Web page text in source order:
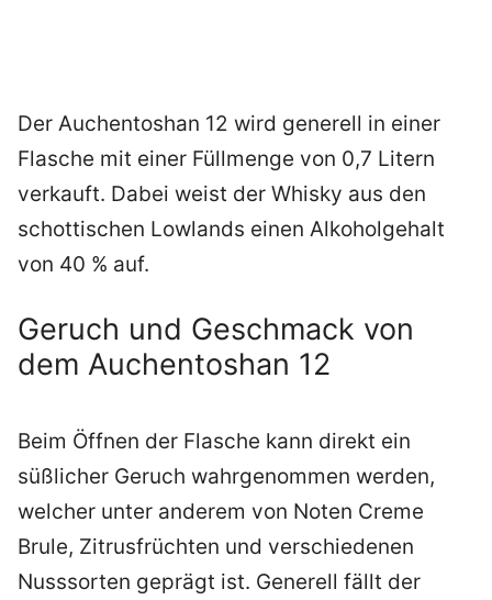
Der Auchentoshan 12 wird generell in einer
Flasche mit einer Füllmenge von 0,7 Litern
verkauft. Dabei weist der Whisky aus den
schottischen Lowlands einen Alkoholgehalt
von 40 % auf.
Geruch und Geschmack von
dem Auchentoshan 12
Beim Öffnen der Flasche kann direkt ein
süßlicher Geruch wahrgenommen werden,
welcher unter anderem von Noten Creme
Brule, Zitrusfrüchten und verschiedenen
Nusssorten geprägt ist. Generell fällt der